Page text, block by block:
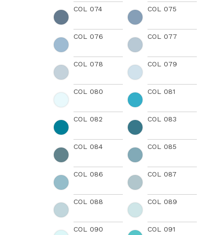
COL 074 COL 075
COL 076 COL 077
COL 078 COL 079
COL 080 COL 081
COL 082 COL 083
COL 084 COL 085
COL 086 COL 087
COL 088 COL 089
COL 090 COL 091